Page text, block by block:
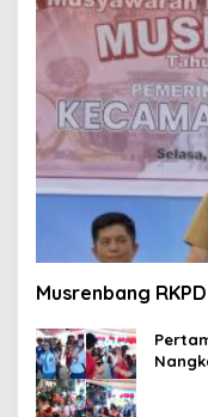
Musrenbang